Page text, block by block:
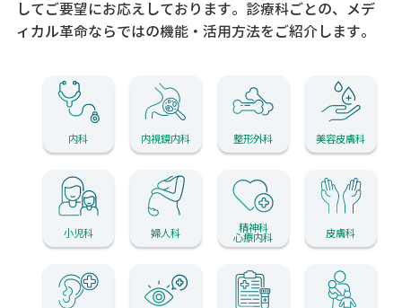
してご要望にお応えしております。 診療科ごとの、メデ
ィカル革命ならではの機能・活用方法をご紹介します。
内科 内視鏡内科 整形外科 美容皮膚科
小児科 婦人科 精神科
心療内科 皮膚科